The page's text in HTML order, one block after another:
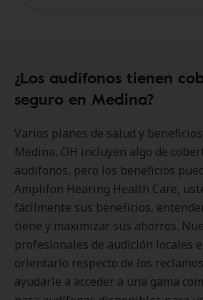
¿Los audífonos tienen
seguro en Medina?
Varios planes de salud y
Medina, OH incluyen algo de
audífonos, pero los beneficios
Amplifon Hearing Health Care,
fácilmente sus beneficios,
tiene y maximizar sus ahorros.
profesionales de audición locales
orientarlo respecto de los
ayudarle a acceder a una gama